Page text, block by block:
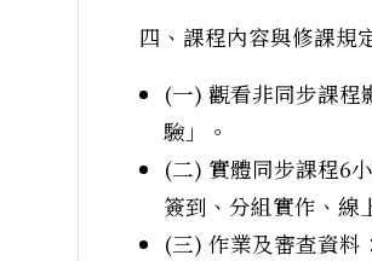
四、課程內容與修課規
(一) 觀看非同步課程
驗」。
(二) 實體同步課程6
簽到、分組實作、線
(三) 作業及審查資料